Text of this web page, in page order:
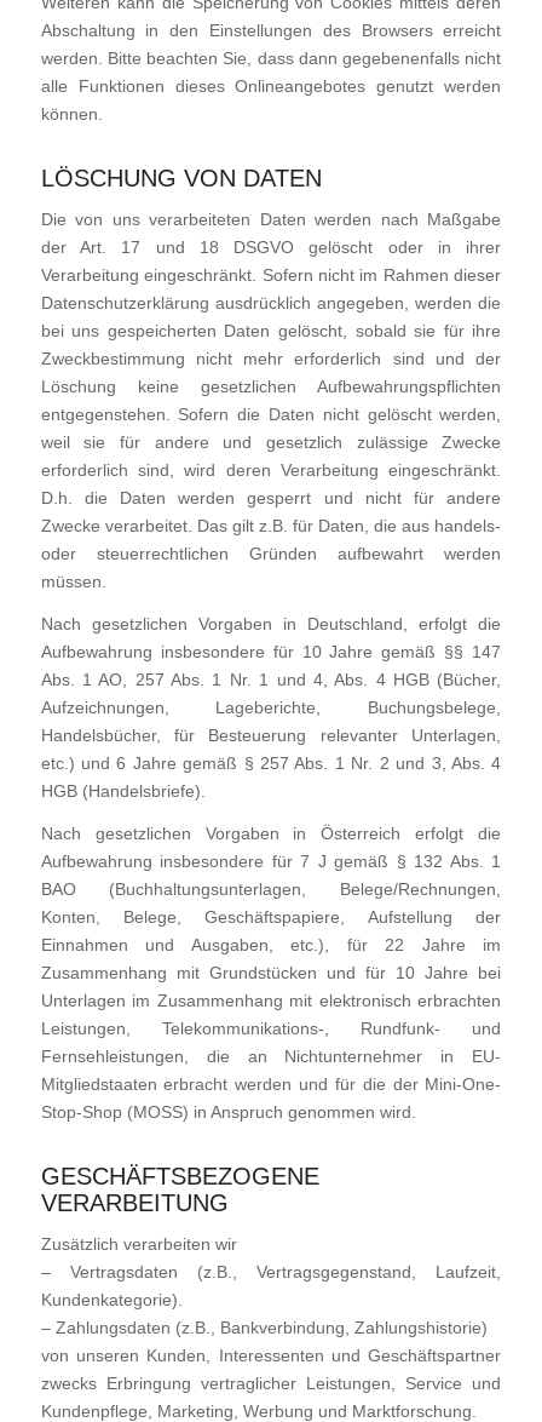
Abschaltung in den Einstellungen des Browsers erreicht
werden. Bitte beachten Sie, dass dann gegebenenfalls nicht
alle Funktionen dieses Onlineangebotes genutzt werden
können.
LÖSCHUNG VON DATEN
Die von uns verarbeiteten Daten werden nach Maßgabe
der Art. 17 und 18 DSGVO gelöscht oder in ihrer
Verarbeitung eingeschränkt. Sofern nicht im Rahmen dieser
Datenschutzerklärung ausdrücklich angegeben, werden die
bei uns gespeicherten Daten gelöscht, sobald sie für ihre
Zweckbestimmung nicht mehr erforderlich sind und der
Löschung keine gesetzlichen Aufbewahrungspflichten
entgegenstehen. Sofern die Daten nicht gelöscht werden,
weil sie für andere und gesetzlich zulässige Zwecke
erforderlich sind, wird deren Verarbeitung eingeschränkt.
D.h. die Daten werden gesperrt und nicht für andere
Zwecke verarbeitet. Das gilt z.B. für Daten, die aus handels-
oder steuerrechtlichen Gründen aufbewahrt werden
müssen.
Nach gesetzlichen Vorgaben in Deutschland, erfolgt die
Aufbewahrung insbesondere für 10 Jahre gemäß §§ 147
Abs. 1 AO, 257 Abs. 1 Nr. 1 und 4, Abs. 4 HGB (Bücher,
Aufzeichnungen, Lageberichte, Buchungsbelege,
Handelsbücher, für Besteuerung relevanter Unterlagen,
etc.) und 6 Jahre gemäß § 257 Abs. 1 Nr. 2 und 3, Abs. 4
HGB (Handelsbriefe).
Nach gesetzlichen Vorgaben in Österreich erfolgt die
Aufbewahrung insbesondere für 7 J gemäß § 132 Abs. 1
BAO (Buchhaltungsunterlagen, Belege/Rechnungen,
Konten, Belege, Geschäftspapiere, Aufstellung der
Einnahmen und Ausgaben, etc.), für 22 Jahre im
Zusammenhang mit Grundstücken und für 10 Jahre bei
Unterlagen im Zusammenhang mit elektronisch erbrachten
Leistungen, Telekommunikations-, Rundfunk- und
Fernsehleistungen, die an Nichtunternehmer in EU-
Mitgliedstaaten erbracht werden und für die der Mini-One-
Stop-Shop (MOSS) in Anspruch genommen wird.
GESCHÄFTSBEZOGENE
VERARBEITUNG
Zusätzlich verarbeiten wir
– Vertragsdaten (z.B., Vertragsgegenstand, Laufzeit,
Kundenkategorie).
– Zahlungsdaten (z.B., Bankverbindung, Zahlungshistorie)
von unseren Kunden, Interessenten und Geschäftspartner
zwecks Erbringung vertraglicher Leistungen, Service und
Kundenpflege, Marketing, Werbung und Marktforschung.